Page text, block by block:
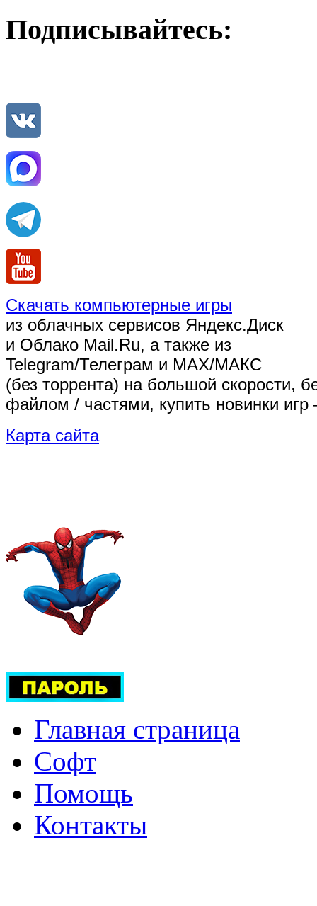
Подписывайтесь:
Скачать компьютерные игры
из облачных сервисов Яндекс.Диск
и Облако Mail.Ru, а также из
Telegram/Телеграм и MAX/МАКС
(без торрента) на большой скорости,
файлом / частями, купить новинки
Карта сайта
Главная страница
Софт
Помощь
Контакты